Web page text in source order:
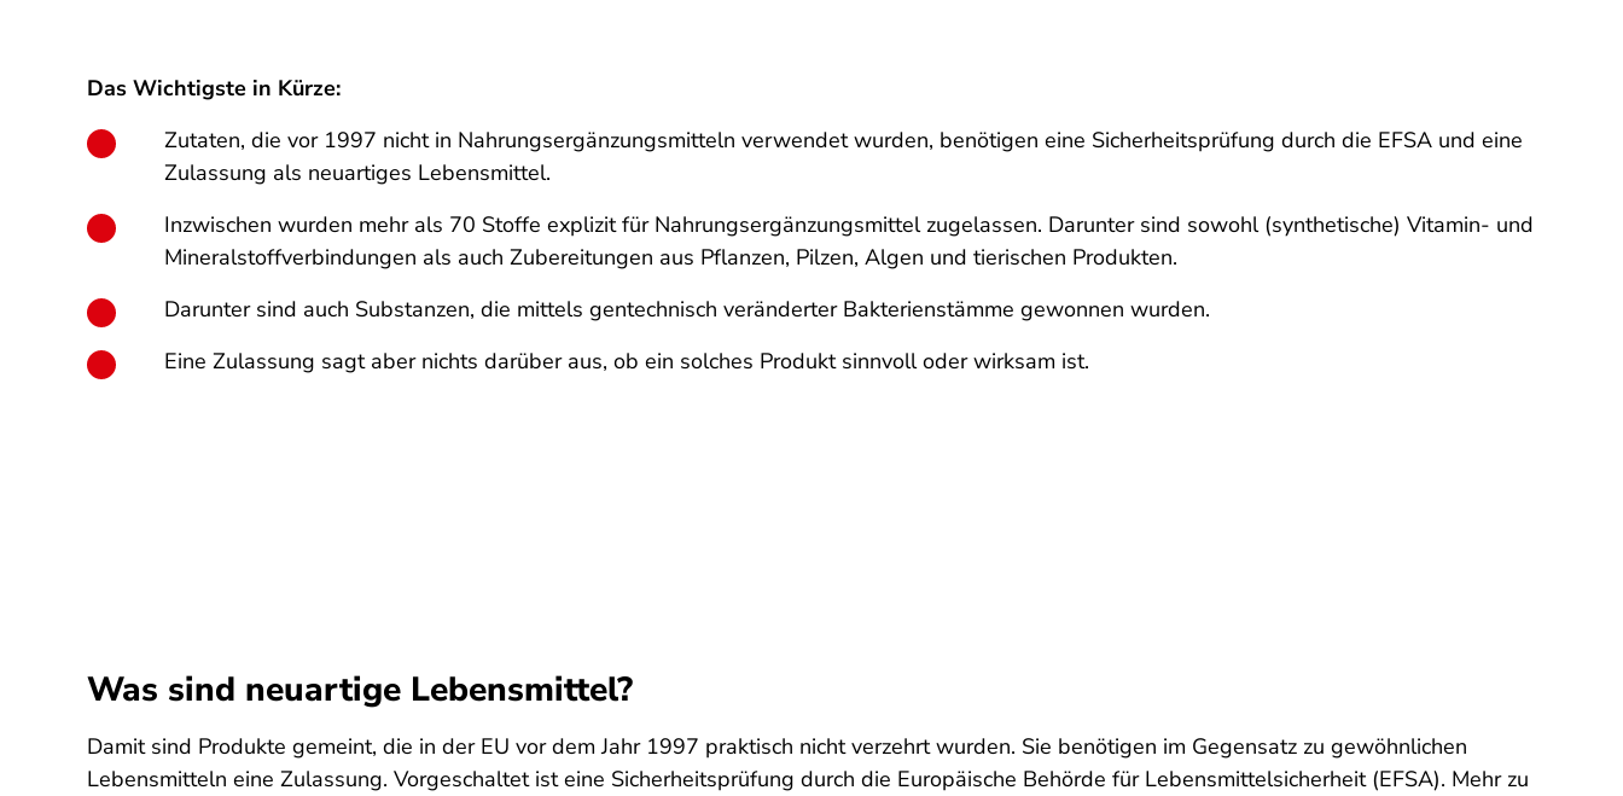
Das Wichtigste in Kürze:
Zutaten, die vor 1997 nicht in Nahrungsergänzungsmitteln verwendet wurden, benötigen eine Sicherheitsprüfung durch die EFSA und eine
Zulassung als neuartiges Lebensmittel.
Inzwischen wurden mehr als 70 Stoffe explizit für Nahrungsergänzungsmittel zugelassen. Darunter sind sowohl (synthetische) Vitamin- und
Mineralstoffverbindungen als auch Zubereitungen aus Pflanzen, Pilzen, Algen und tierischen Produkten.
Darunter sind auch Substanzen, die mittels gentechnisch veränderter Bakterienstämme gewonnen wurden.
Eine Zulassung sagt aber nichts darüber aus, ob ein solches Produkt sinnvoll oder wirksam ist.
Was sind neuartige Lebensmittel?
Damit sind Produkte gemeint, die in der EU vor dem Jahr 1997 praktisch nicht verzehrt wurden. Sie benötigen im Gegensatz zu gewöhnlichen
Lebensmitteln eine Zulassung. Vorgeschaltet ist eine Sicherheitsprüfung durch die Europäische Behörde für Lebensmittelsicherheit (EFSA). Mehr zu